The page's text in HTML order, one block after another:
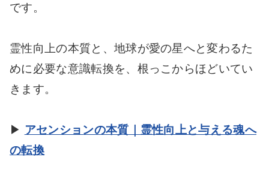
です。
霊性向上の本質と、地球が愛の星へと変わるた
めに必要な意識転換を、根っこからほどいてい
きます。
▶ アセンションの本質｜霊性向上と与える魂へ
の転換